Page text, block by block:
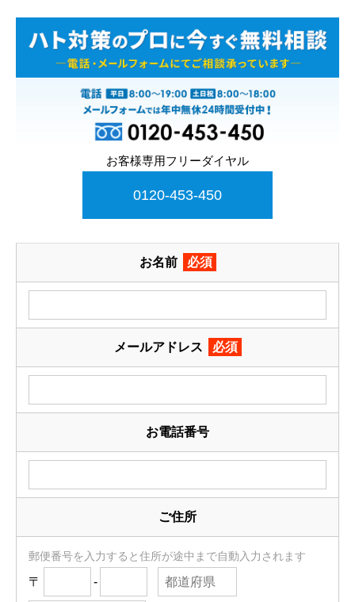
お客様専用フリーダイヤル
0120-453-450
お名前 必須
メールアドレス 必須
お電話番号
ご住所
郵便番号を入力すると住所が途中まで自動入力されます
〒 -